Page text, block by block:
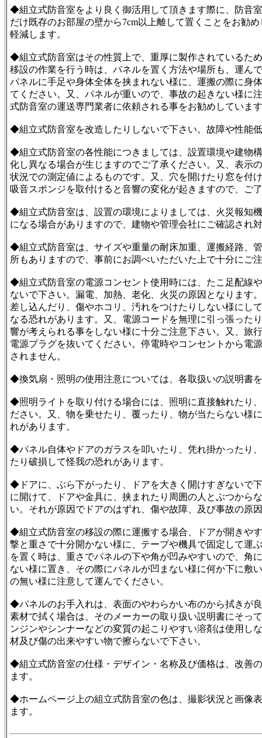
◆組立式防音室をより良く御活用して頂きます際に、防音
だけ既存のお部屋の壁から7cm以上離して置くことをお勧
軽減します。
◆組立式防音室はその性質上で、重厚に製作されているた
移設の作業を行う時は、パネルを置く方法や場所も、運ん
パネルに手足や身体全体を挟まれない様に、運搬の際に身
てください。又、パネルが重いので、事故の起きない様に
式防音室の運送専門業者に依頼される事をお勧めしていま
◆組立式防音室を改造したりしないで下さい。故障や性能
◆組立式防音室の各性能につきましては、設置環境や建物
化し異なる場合が生じますのでご了承ください。又、表示
状況での測定値によるものです。又、穴を開けたり窓を付
吸音スポンジを取付けると音響の変化が起きますので、ご
◆組立式防音室は、設置の環境によりましては、火災報知
になる場合がありますので、建物や管理会社にご確認され
◆組立式防音室は、サイズや重量の耐床加重、運搬経路、
所もありますので、事前にお調べいただいた上で十分にご
◆組立式防音室の電源コンセント使用時には、たこ足配線
ないで下さい。漏電、加熱、老化、火災の原因となります
差し込んだり、傷やホコリ、汚れをつけたりしない様にし
なる恐れがあります。又、電源コードを無理に引っ張った
響が考えられる事をしない様に十分ご注意下さい。又、旅
電源プラグを抜いてください。停電時やコンセントから電
されません。
◆換気扇・照明の使用注意については、各取扱いの説明書
◆照明ライトを取り付ける場合には、照明に直接触れたり
ださい。又、物を乗せたり、覆ったり、物が当たらない様
れがあります。
◆パネル自体やドアのガラスを叩いたり、凭れ掛かったり
たり破損して怪我の恐れがあります。
◆ドアに、ぶら下がったり、ドアを大きく開けすぎないで
に開けて、ドアや金具に、挟まれたり周囲の人とぶつから
い。それが原因でドアのはずれ、傷や故障、及び事故の原
◆組立式防音室の移設の際に運搬する場合、ドアが開きや
撃と重さで十分開かない様に、テープや機具で固定して運
を置く時は、重さでパネルの下や角が凹みやすいので、角
ない様に置き、その際にパネルが凹まない様に何か下に敷
の無い様に注意して運んでください。
◆パネルのお手入れは、表面のやわらかい布のから拭きが
素材で拭く場合は、そのメーカーの取り扱い説明書にそっ
ンジンやシンナーなどの変質の起こりやすい溶剤は使用し
材及び傷の出来やすい物で擦らないで下さい。
◆組立式防音室の仕様・デザイン・名称及び価格は、改善
ます。
◆ホームページ上の組立式防音室の色は、撮影状況と画像
ます。